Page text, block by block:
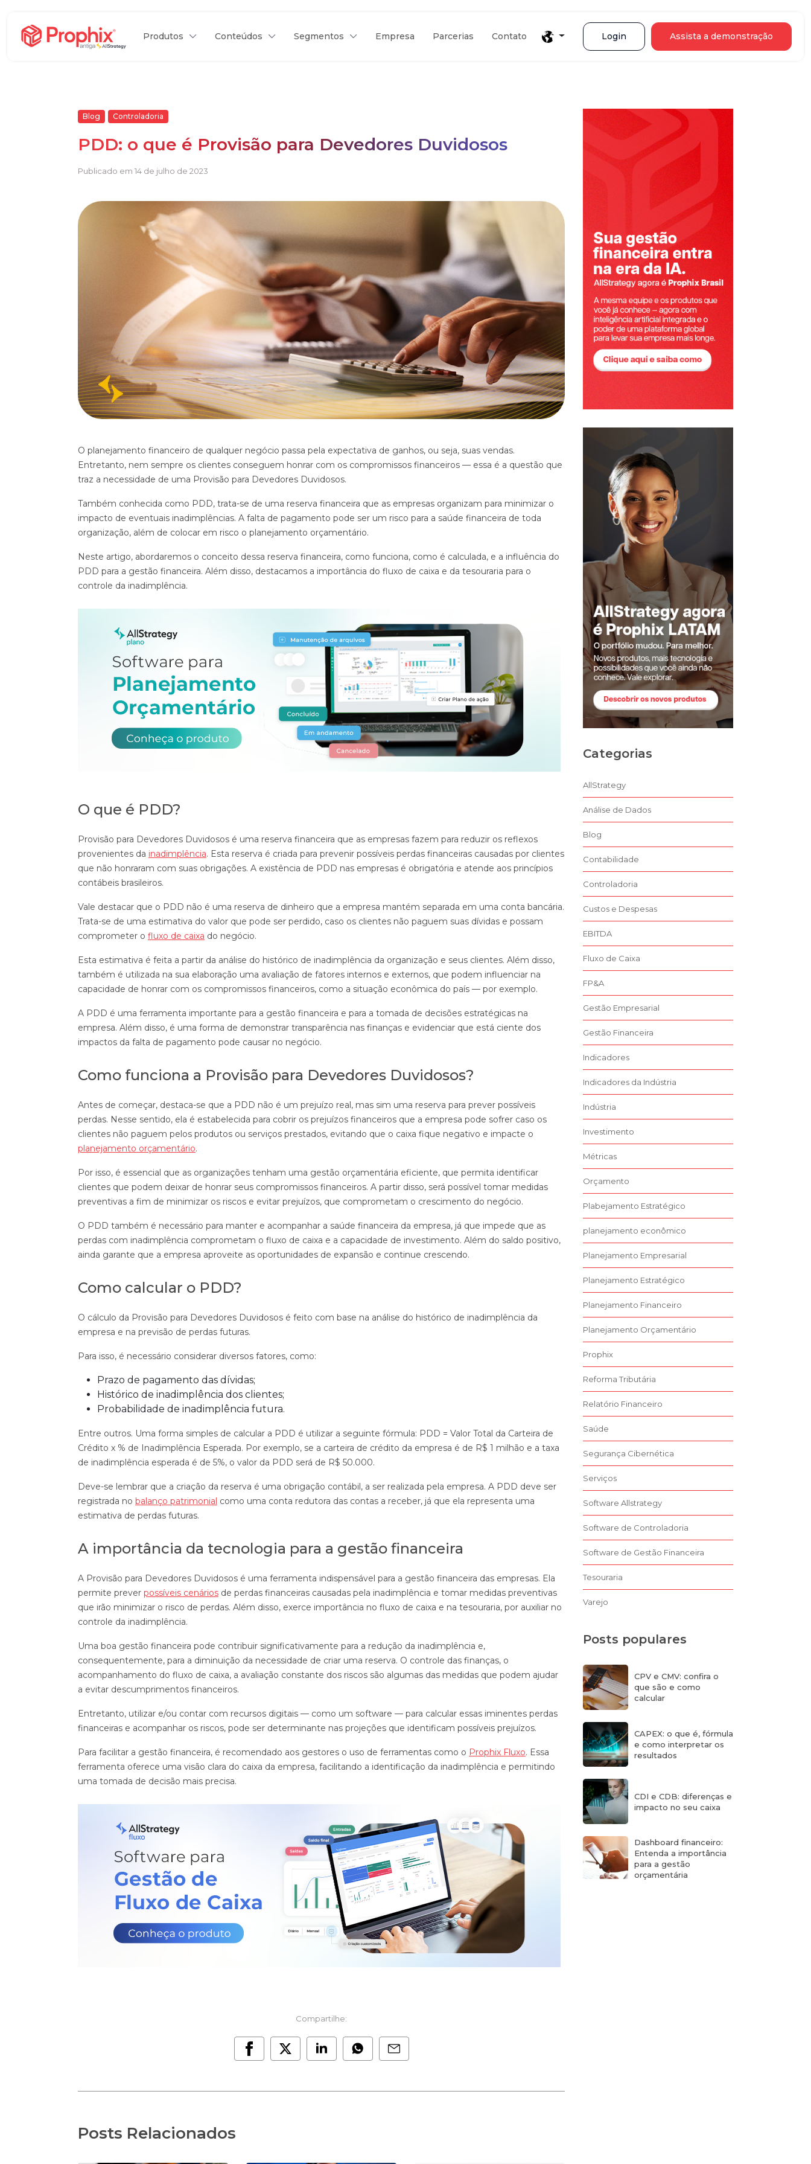
Produtos Conteúdos Segmentos Empresa Parcerias Contato Login Assista a demonstração
Blog Controladoria
PDD: o que é Provisão para Devedores Duvidosos
Publicado em 14 de julho de 2023
O planejamento financeiro de qualquer negócio passa pela expectativa de ganhos, ou seja, suas vendas.
Entretanto, nem sempre os clientes conseguem honrar com os compromissos financeiros — essa é a questão que
traz a necessidade de uma Provisão para Devedores Duvidosos.
Também conhecida como PDD, trata-se de uma reserva financeira que as empresas organizam para minimizar o
impacto de eventuais inadimplências. A falta de pagamento pode ser um risco para a saúde financeira de toda
organização, além de colocar em risco o planejamento orçamentário.
Neste artigo, abordaremos o conceito dessa reserva financeira, como funciona, como é calculada, e a influência do
PDD para a gestão financeira. Além disso, destacamos a importância do fluxo de caixa e da tesouraria para o
controle da inadimplência.
O que é PDD?
Provisão para Devedores Duvidosos é uma reserva financeira que as empresas fazem para reduzir os reflexos
provenientes da inadimplência. Esta reserva é criada para prevenir possíveis perdas financeiras causadas por clientes
que não honraram com suas obrigações. A existência de PDD nas empresas é obrigatória e atende aos princípios
contábeis brasileiros.
Vale destacar que o PDD não é uma reserva de dinheiro que a empresa mantém separada em uma conta bancária.
Trata-se de uma estimativa do valor que pode ser perdido, caso os clientes não paguem suas dívidas e possam
comprometer o fluxo de caixa do negócio.
Esta estimativa é feita a partir da análise do histórico de inadimplência da organização e seus clientes. Além disso,
também é utilizada na sua elaboração uma avaliação de fatores internos e externos, que podem influenciar na
capacidade de honrar com os compromissos financeiros, como a situação econômica do país — por exemplo.
A PDD é uma ferramenta importante para a gestão financeira e para a tomada de decisões estratégicas na
empresa. Além disso, é uma forma de demonstrar transparência nas finanças e evidenciar que está ciente dos
impactos da falta de pagamento pode causar no negócio.
Como funciona a Provisão para Devedores Duvidosos?
Antes de começar, destaca-se que a PDD não é um prejuízo real, mas sim uma reserva para prever possíveis
perdas. Nesse sentido, ela é estabelecida para cobrir os prejuízos financeiros que a empresa pode sofrer caso os
clientes não paguem pelos produtos ou serviços prestados, evitando que o caixa fique negativo e impacte o
planejamento orçamentário.
Por isso, é essencial que as organizações tenham uma gestão orçamentária eficiente, que permita identificar
clientes que podem deixar de honrar seus compromissos financeiros. A partir disso, será possível tomar medidas
preventivas a fim de minimizar os riscos e evitar prejuízos, que comprometam o crescimento do negócio.
O PDD também é necessário para manter e acompanhar a saúde financeira da empresa, já que impede que as
perdas com inadimplência comprometam o fluxo de caixa e a capacidade de investimento. Além do saldo positivo,
ainda garante que a empresa aproveite as oportunidades de expansão e continue crescendo.
Como calcular o PDD?
O cálculo da Provisão para Devedores Duvidosos é feito com base na análise do histórico de inadimplência da
empresa e na previsão de perdas futuras.
Para isso, é necessário considerar diversos fatores, como:
Prazo de pagamento das dívidas;
Histórico de inadimplência dos clientes;
Probabilidade de inadimplência futura.
Entre outros. Uma forma simples de calcular a PDD é utilizar a seguinte fórmula: PDD = Valor Total da Carteira de
Crédito x % de Inadimplência Esperada. Por exemplo, se a carteira de crédito da empresa é de R$ 1 milhão e a taxa
de inadimplência esperada é de 5%, o valor da PDD será de R$ 50.000.
Deve-se lembrar que a criação da reserva é uma obrigação contábil, a ser realizada pela empresa. A PDD deve ser
registrada no balanço patrimonial como uma conta redutora das contas a receber, já que ela representa uma
estimativa de perdas futuras.
A importância da tecnologia para a gestão financeira
A Provisão para Devedores Duvidosos é uma ferramenta indispensável para a gestão financeira das empresas. Ela
permite prever possíveis cenários de perdas financeiras causadas pela inadimplência e tomar medidas preventivas
que irão minimizar o risco de perdas. Além disso, exerce importância no fluxo de caixa e na tesouraria, por auxiliar no
controle da inadimplência.
Uma boa gestão financeira pode contribuir significativamente para a redução da inadimplência e,
consequentemente, para a diminuição da necessidade de criar uma reserva. O controle das finanças, o
acompanhamento do fluxo de caixa, a avaliação constante dos riscos são algumas das medidas que podem ajudar
a evitar descumprimentos financeiros.
Entretanto, utilizar e/ou contar com recursos digitais — como um software — para calcular essas iminentes perdas
financeiras e acompanhar os riscos, pode ser determinante nas projeções que identificam possíveis prejuízos.
Para facilitar a gestão financeira, é recomendado aos gestores o uso de ferramentas como o Prophix Fluxo. Essa
ferramenta oferece uma visão clara do caixa da empresa, facilitando a identificação da inadimplência e permitindo
uma tomada de decisão mais precisa.
Compartilhe:
Posts Relacionados
Categorias
AllStrategy
Análise de Dados
Blog
Contabilidade
Controladoria
Custos e Despesas
EBITDA
Fluxo de Caixa
FP&A
Gestão Empresarial
Gestão Financeira
Indicadores
Indicadores da Indústria
Indústria
Investimento
Métricas
Orçamento
Plabejamento Estratégico
planejamento econômico
Planejamento Empresarial
Planejamento Estratégico
Planejamento Financeiro
Planejamento Orçamentário
Prophix
Reforma Tributária
Relatório Financeiro
Saúde
Segurança Cibernética
Serviços
Software Allstrategy
Software de Controladoria
Software de Gestão Financeira
Tesouraria
Varejo
Posts populares
CPV e CMV: confira o
que são e como
calcular
CAPEX: o que é, fórmula
e como interpretar os
resultados
CDI e CDB: diferenças e
impacto no seu caixa
Dashboard financeiro:
Entenda a importância
para a gestão
orçamentária